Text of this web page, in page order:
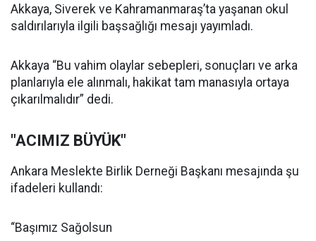
Akkaya, Siverek ve Kahramanmaraş’ta yaşanan okul
saldırılarıyla ilgili başsağlığı mesajı yayımladı.
Akkaya “Bu vahim olaylar sebepleri, sonuçları ve arka
planlarıyla ele alınmalı, hakikat tam manasıyla ortaya
çıkarılmalıdır” dedi.
"ACIMIZ BÜYÜK"
Ankara Meslekte Birlik Derneği Başkanı mesajında şu
ifadeleri kullandı:
“Başımız Sağolsun